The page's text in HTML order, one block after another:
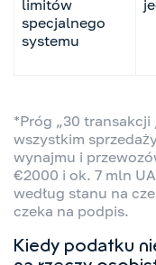
limitów
specjalnego
systemu
*Próg „30
wszystkim
wynajmu i
€2000 i ok. 7 mln
według stanu na
czeka na podpis.
Kiedy podatku